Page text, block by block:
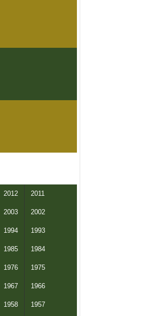
2012 2011
2003 2002
1994 1993
1985 1984
1976 1975
1967 1966
1958 1957